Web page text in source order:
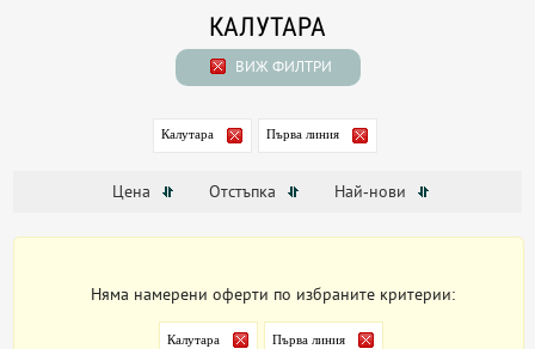
КАЛУТАРА
ВИЖ ФИЛТРИ
Калутара Първа линия
Цена Отстъпка Най-нови
Няма намерени оферти по избраните критерии:
Калутара Първа линия